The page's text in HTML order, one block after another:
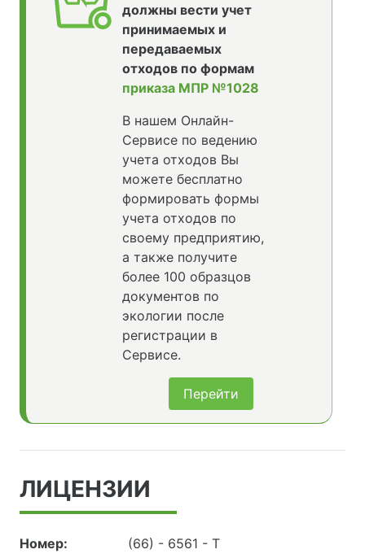
должны вести учет
принимаемых и
передаваемых
отходов по формам
приказа МПР №1028
В нашем Онлайн-
Сервисе по ведению
учета отходов Вы
можете бесплатно
формировать формы
учета отходов по
своему предприятию,
а также получите
более 100 образцов
документов по
экологии после
регистрации в
Сервисе.
Перейти
ЛИЦЕНЗИИ
Номер: (66) - 6561 - Т